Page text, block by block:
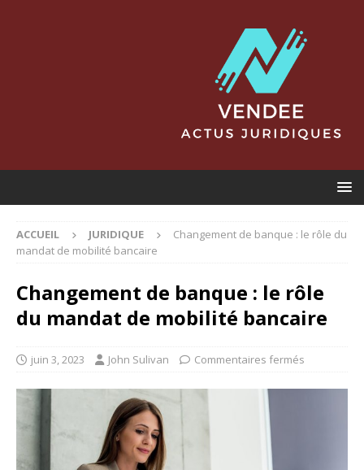
ACCUEIL JURIDIQUE
Changement de banque : le rôle du
mandat de mobilité bancaire
Changement de banque : le rôle
du mandat de mobilité bancaire
juin 3, 2023 John Sulivan Commentaires fermés